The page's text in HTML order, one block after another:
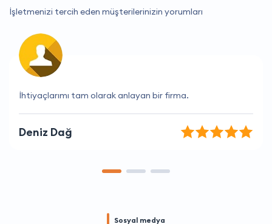
İşletmenizi tercih eden müşterilerinizin yorumları
Fiyatları ve hizmetleri mükemmel, teşekkür ederim!
Atilla Lale
Sosyal medya